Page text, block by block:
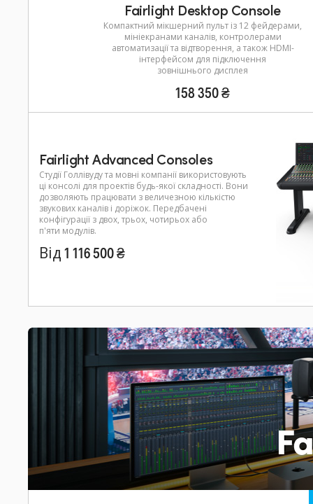
Fairlight Desktop Console
Компактний мікшерний пульт із 12 фейдерами,
мініекранами каналів, контролерами
автоматизації та відтворення, а також HDMI-
інтерфейсом для підключення
зовнішнього дисплея
158 350 ₴
Fairlight Advanced Consoles
Студії Голлівуду та мовні компанії використовують
ці консолі для проектів будь-якої складності. Вони
дозволяють працювати з величезною кількістю
звукових каналів і доріжок. Передбачені
конфігурації з двох, трьох, чотирьох або
п'яти модулів.
Від 1 116 500 ₴